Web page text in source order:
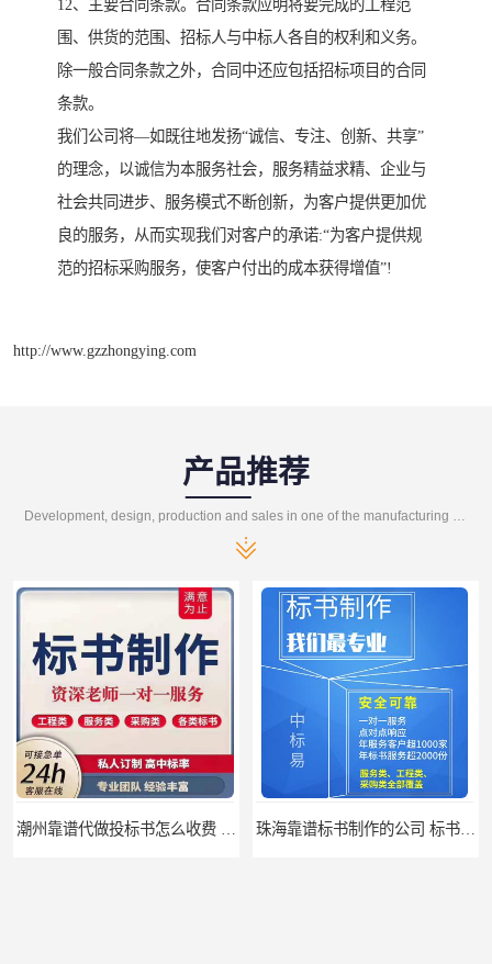
12、主要合同条款。合同条款应明将要完成的工程范
围、供货的范围、招标人与中标人各自的权利和义务。
除一般合同条款之外，合同中还应包括招标项目的合同
条款。
我们公司将—如既往地发扬“诚信、专注、创新、共享”
的理念，以诚信为本服务社会，服务精益求精、企业与
社会共同进步、服务模式不断创新，为客户提供更加优
良的服务，从而实现我们对客户的承诺:“为客户提供规
范的招标采购服务，使客户付出的成本获得增值”!
http://www.gzzhongying.com
产品推荐